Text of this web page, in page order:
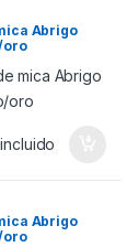
Abrigo
oro
Abrigo
oro